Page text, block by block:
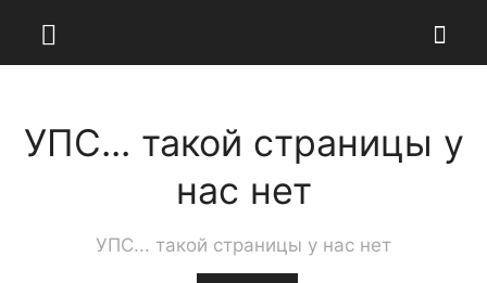
УПС... такой страницы у
нас нет
УПС... такой страницы у нас нет